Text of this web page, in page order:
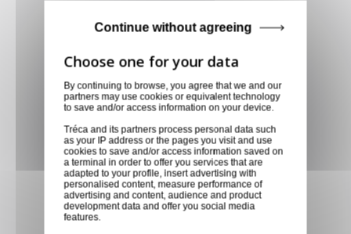
Paypal, ...
Service client
Optez pour la tranquillité
d'esprit en confiant vos
demandes techniques et devis
à notre service clients par mail.
Notre équipe d'experts est
prête à vous fournir des
solutions sur mesure et des
By continuing to browse, you agree that we and our
partners may use cookies or equivalent technology
to save and/or access information on your device.
Tréca and its partners process personal data such
as your IP address or the pages you visit and use
cookies to save and/or access information saved on
a terminal in order to offer you services that are
adapted to your profile, insert advertising with
personalised content, measure performance of
advertising and content, audience and product
development data and offer you social media
features.
Continue without agreeing